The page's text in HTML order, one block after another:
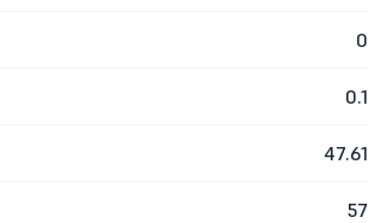
0
0.1
47.61
57